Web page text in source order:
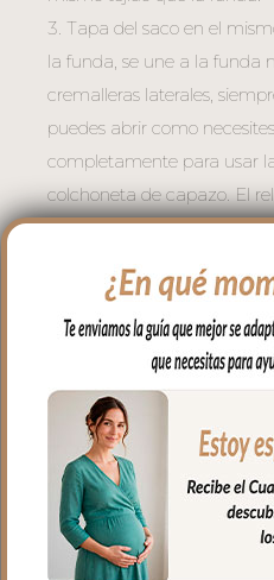
3. Tapa del saco en el
la funda, se une a la funda
cremalleras laterales,
puedes abrir como
completamente para usar
colchoneta de capazo. El
fibra hueca para mayor
La funda y la tapa del
dentro del capazo.
4. Colcha que va por
cubriendo la parte de arriba
los bordes en lateral, es una
amplia; lacitos en las
ajustar a la forma del
piqué de algodón con
puntilla en todo el borde.